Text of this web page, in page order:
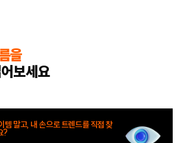
을
보세요
템 말고, 내 손으로 트렌드를 직접 찾
?